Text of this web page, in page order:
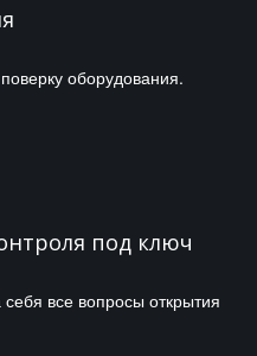
оборудования.
под ключ
все вопросы открытия